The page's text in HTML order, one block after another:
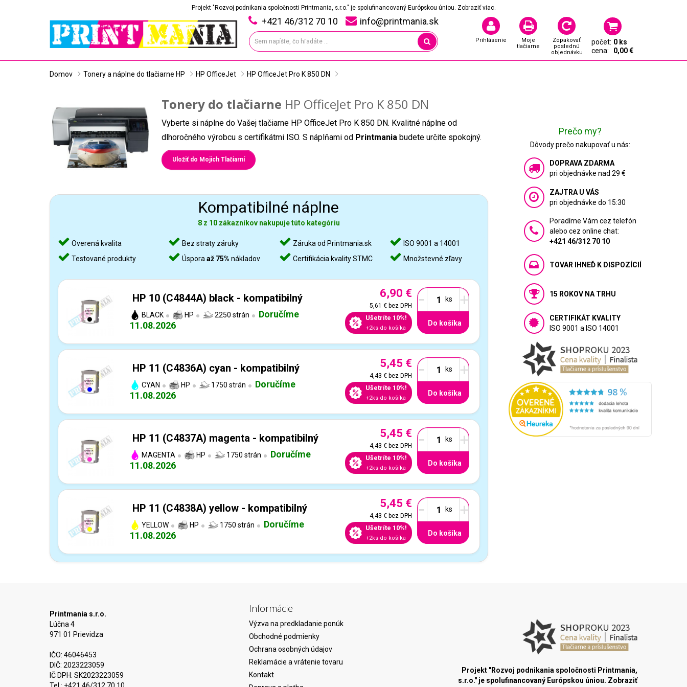
Projekt "Rozvoj podnikania spoločnosti Printmania, s.r.o." je spolufinancovaný Európskou úniou. Zobraziť viac.
+421 46/312 70 10 info@printmania.sk
Prihlásenie
Moje
tlačiarne
Zopakovať
poslednú
objednávku
počet: 0 ks
cena:
0,00 €
Domov Tonery a náplne do tlačiarne HP HP OfficeJet HP OfficeJet Pro K 850 DN
Tonery do tlačiarne HP OfficeJet Pro K 850 DN
Vyberte si náplne do Vašej tlačiarne HP OfficeJet Pro K 850 DN. Kvalitné náplne od
dlhoročného výrobcu s certifikátmi ISO. S náplňami od Printmania budete určite spokojný.
Uložiť do Mojich Tlačiarní
Kompatibilné náplne
8 z 10 zákazníkov nakupuje túto kategóriu
Overená kvalita
Testované produkty
Bez straty záruky
Úsporaaž 75% nákladov
Záruka od Printmania.sk
Certifikácia kvality STMC
ISO 9001 a 14001
Množstevné zľavy
HP 10 (C4844A) black - kompatibilný
BLACK HP 2250 strán
Doručíme
11.08.2026
6,90 €
5,61 €bez DPH
Ušetríte 10%!
+2ks do košíka
- +
Do košíka
HP 11 (C4836A) cyan - kompatibilný
CYAN HP 1750 strán
Doručíme
11.08.2026
5,45 €
4,43 €bez DPH
Ušetríte 10%!
+2ks do košíka
- +
Do košíka
HP 11 (C4837A) magenta - kompatibilný
MAGENTA HP 1750 strán
Doručíme
11.08.2026
5,45 €
4,43 €bez DPH
Ušetríte 10%!
+2ks do košíka
- +
Do košíka
HP 11 (C4838A) yellow - kompatibilný
YELLOW HP 1750 strán
Doručíme
11.08.2026
5,45 €
4,43 €bez DPH
Ušetríte 10%!
+2ks do košíka
- +
Do košíka
Prečo my?
Dôvody prečo nakupovať u nás:
DOPRAVA ZDARMA
pri objednávke nad 29 €
ZAJTRA U VÁS
pri objednávke do 15:30
Poradíme Vám cez telefón
alebo cez online chat:
+421 46/312 70 10
TOVAR IHNEĎ K DISPOZÍCIÍ
15 ROKOV NA TRHU
CERTIFIKÁT KVALITY
ISO 9001 a ISO 14001
Printmania s.r.o.
Lúčna 4
971 01 Prievidza
IČO: 46046453
DIČ: 2023223059
IČ DPH: SK2023223059
Informácie
Výzva na predkladanie ponúk
Obchodné podmienky
Ochrana osobných údajov
Reklamácie a vrátenie tovaru
Kontakt
Projekt "Rozvoj podnikania spoločnosti Printmania,
s.r.o." je spolufinancovaný Európskou úniou. Zobraziť